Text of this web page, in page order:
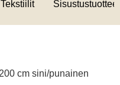
Tekstiilit Sisustustuotteet